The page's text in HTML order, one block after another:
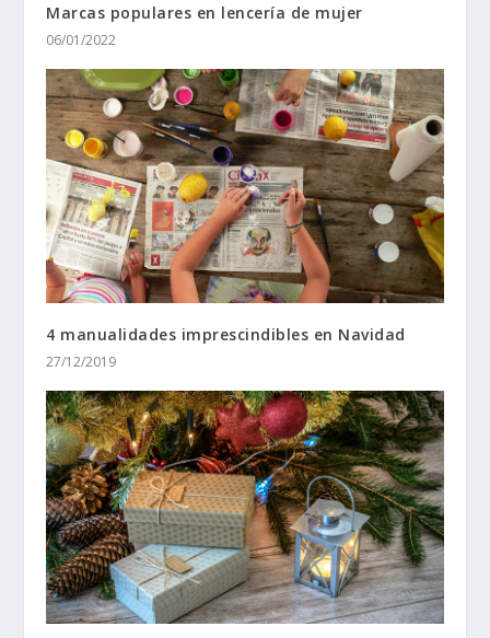
Marcas populares en lencería de mujer
06/01/2022
4 manualidades imprescindibles en Navidad
27/12/2019